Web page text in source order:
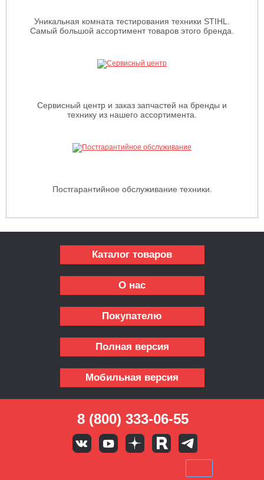
Уникальная комната тестирования техники STIHL.
Самый большой ассортимент товаров этого бренда.
Сервисный центр и заказ запчастей на бренды и
технику из нашего ассортимента.
Постгарантийное обслуживание техники.
Каталог товаров
О нас
Покупателю
Полная версия
Мобильная версия
8 (800) 333-06-55